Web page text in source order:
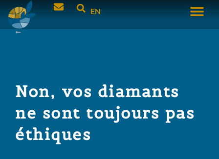
EN
Non, vos diamants
ne sont toujours pas
éthiques